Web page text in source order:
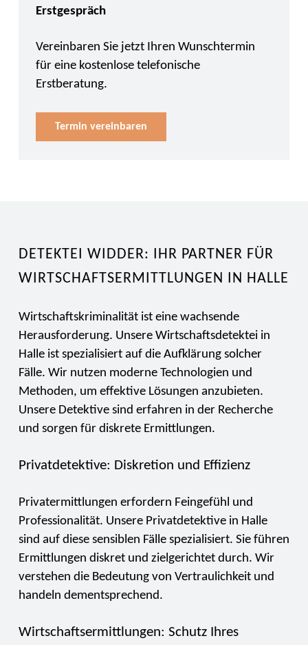
Erstgespräch
Vereinbaren Sie jetzt Ihren Wunschtermin
für eine kostenlose telefonische
Erstberatung.
Termin vereinbaren
DETEKTEI WIDDER: IHR PARTNER FÜR
WIRTSCHAFTSERMITTLUNGEN IN HALLE
Wirtschaftskriminalität ist eine wachsende
Herausforderung. Unsere Wirtschaftsdetektei in
Halle ist spezialisiert auf die Aufklärung solcher
Fälle. Wir nutzen moderne Technologien und
Methoden, um effektive Lösungen anzubieten.
Unsere Detektive sind erfahren in der Recherche
und sorgen für diskrete Ermittlungen.
Privatdetektive: Diskretion und Effizienz
Privatermittlungen erfordern Feingefühl und
Professionalität. Unsere Privatdetektive in Halle
sind auf diese sensiblen Fälle spezialisiert. Sie führen
Ermittlungen diskret und zielgerichtet durch. Wir
verstehen die Bedeutung von Vertraulichkeit und
handeln dementsprechend.
Wirtschaftsermittlungen: Schutz Ihres